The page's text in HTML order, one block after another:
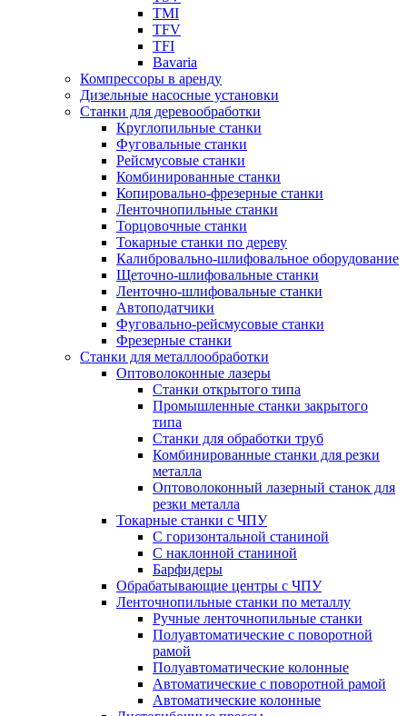
TMI
TFV
TFI
Bavaria
Компрессоры в аренду
Дизельные насосные установки
Станки для деревообработки
Круглопильные станки
Фуговальные станки
Рейсмусовые станки
Комбинированные станки
Копировально-фрезерные станки
Ленточнопильные станки
Торцовочные станки
Токарные станки по дереву
Калибровально-шлифовальное оборудование
Щеточно-шлифовальные станки
Ленточно-шлифовальные станки
Автоподатчики
Фуговально-рейсмусовые станки
Фрезерные станки
Станки для металлообработки
Оптоволоконные лазеры
Станки открытого типа
Промышленные станки закрытого
типа
Станки для обработки труб
Комбинированные станки для резки
металла
Оптоволоконный лазерный станок для
резки металла
Токарные станки с ЧПУ
С горизонтальной станиной
С наклонной станиной
Барфидеры
Обрабатывающие центры с ЧПУ
Ленточнопильные станки по металлу
Ручные ленточнопильные станки
Полуавтоматические с поворотной
рамой
Полуавтоматические колонные
Автоматические с поворотной рамой
Автоматические колонные